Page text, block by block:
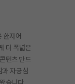
한자어
더 폭넓은
텐츠 만드
과 자긍심
습니다.